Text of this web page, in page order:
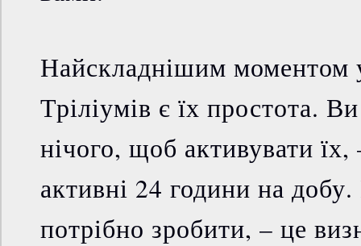
Найскладнішим моментом
Тріліумів є їх простота.
нічого, щоб активувати
активні 24 години на
потрібно зробити, – це